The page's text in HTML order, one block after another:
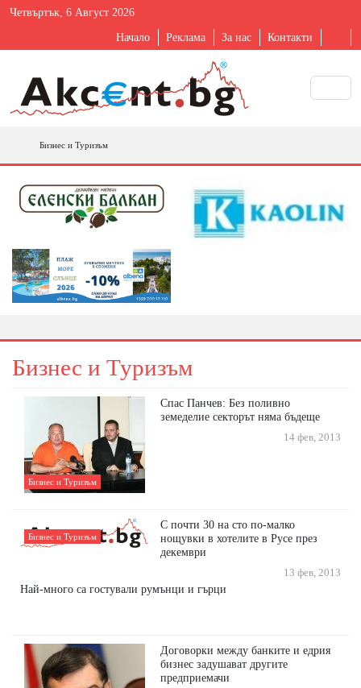
Четвъртък, 6 Август 2026
Начало Реклама За нас Контакти
Бизнес и Туризъм
Бизнес и Туризъм
Бизнес и Туризъм
Спас Панчев: Без поливно
земеделие секторът няма бъдеще
14 фев, 2013
Бизнес и Туризъм
С почти 30 на сто по-малко
нощувки в хотелите в Русе през
декември
13 фев, 2013
Най-много са гостували румънци и гърци
Договорки между банките и едрия
бизнес задушават другите
предприемачи